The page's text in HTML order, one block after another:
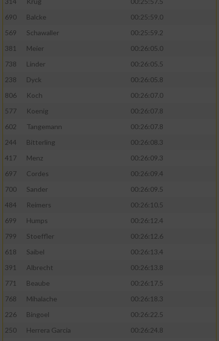
690
Balcke
00:25:59.0
569
Schawaller
00:25:59.2
381
Meier
00:26:05.0
738
Linder
00:26:05.5
238
Dyck
00:26:05.8
806
Koch
00:26:07.0
577
Koenig
00:26:07.8
602
Tangemann
00:26:07.8
244
Bitterling
00:26:08.3
417
Menz
00:26:09.3
697
Cordes
00:26:09.4
700
Sander
00:26:09.5
484
Reimers
00:26:10.5
699
Humps
00:26:12.4
799
Stoeffler
00:26:12.6
618
Saibel
00:26:13.4
391
Albrecht
00:26:13.8
771
Beaube
00:26:17.5
768
Mihalache
00:26:18.3
226
Bingoel
00:26:22.5
250
Herrera Garcia
00:26:24.8